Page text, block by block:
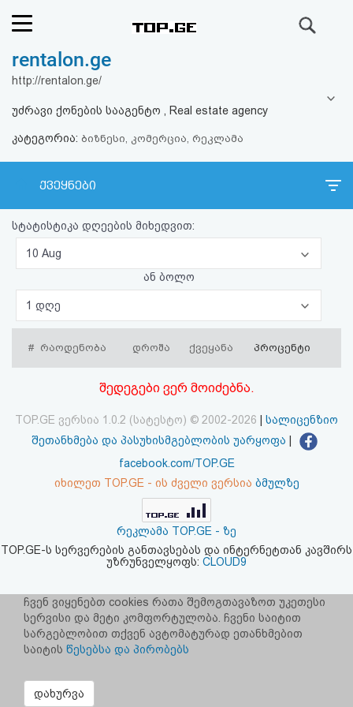
რეიტინგი
ფოსტა
კითხვა-
პასუხი
ავტორიზაცია
რეგისტრაცია
აღდგენა
კოდი
სალიცენზიო
პასუხისმგებლობის
უარყოფა
rentalon.ge
http://rentalon.ge/
უძრავი ქონების სააგენტო , Real estate agency
კატეგორია: ბიზნესი, კომერცია, რეკლამა
ქვეყნები
სტატისტიკა დღეების მიხედვით:
10 Aug
ან ბოლო
1 დღე
# რაოდენობა დროშა ქვეყანა პროცენტი
შედეგები ვერ მოიძებნა.
TOP.GE ვერსია 1.0.2 (სატესტო) © 2002-2026
სალიცენზიო
შეთანხმება და პასუხისმგებლობის უარყოფა
facebook.com/TOP.GE
იხილეთ TOP.GE - ის ძველი ვერსია ბმულზე
რეკლამა TOP.GE - ზე
TOP.GE-ს სერვერების განთავსებას და ინტერნეტთან კავშირს
უზრუნველყოფს: CLOUD9
ჩვენ ვიყენებთ cookies რათა შემოგთავაზოთ უკეთესი
სერვისი და მეტი კომფორტულობა. ჩვენი საიტით
სარგებლობით თქვენ ავტომატურად ეთანხმებით
საიტის წესებსა და პირობებს
დახურვა